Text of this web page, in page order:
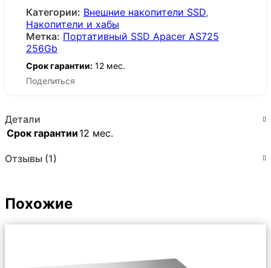
Категории: Внешние накопители SSD,
Накопители и хабы
Метка: Портативный SSD Apacer AS725
256Gb
Срок гарантии: 12 мес.
Поделиться
Детали
Срок гарантии 12 мес.
Отзывы (1)
Похожие